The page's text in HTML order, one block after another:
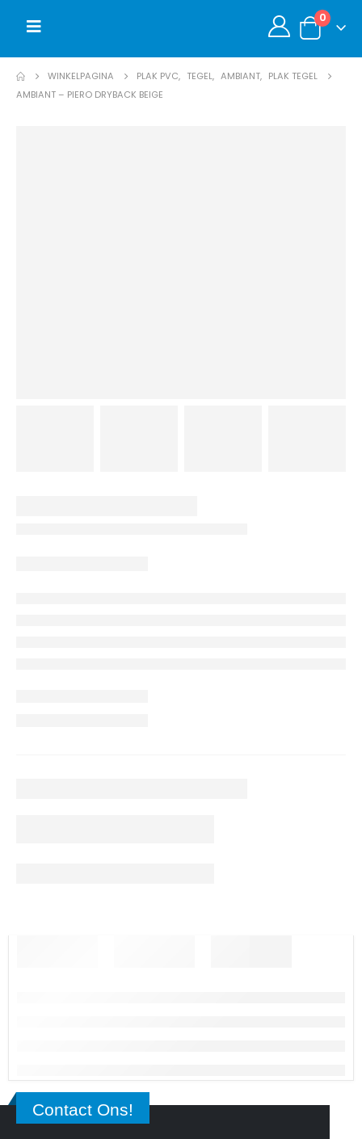
0
WINKELPAGINA PLAK PVC, TEGEL, AMBIANT, PLAK TEGEL
AMBIANT – PIERO DRYBACK BEIGE
Contact Ons!